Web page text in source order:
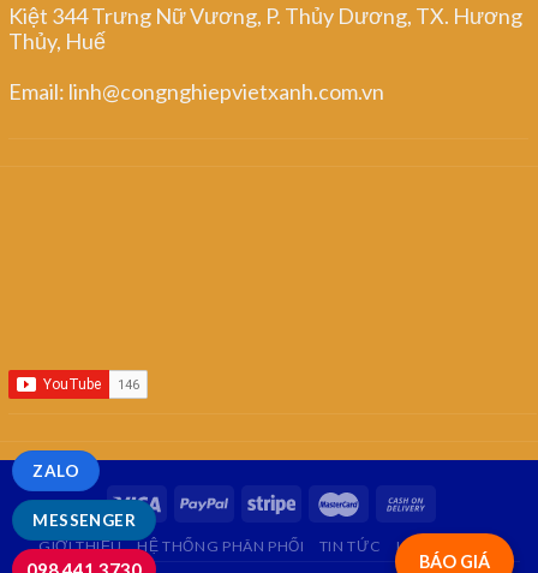
Kiệt 344 Trưng Nữ Vương, P. Thủy Dương, TX. Hương
Thủy, Huế
Email: linh@congnghiepvietxanh.com.vn
BÁO GIÁ
GIỚI THIỆU HỆ THỐNG PHÂN PHỐI TIN TỨC LIÊN HỆ
MESSENGER
ZALO